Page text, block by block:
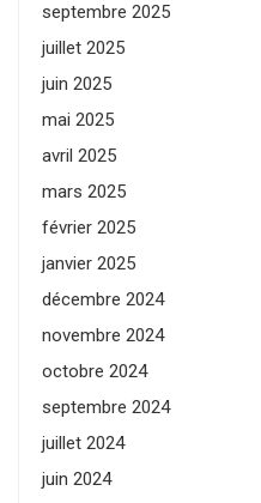
septembre 2025
juillet 2025
juin 2025
mai 2025
avril 2025
mars 2025
février 2025
janvier 2025
décembre 2024
novembre 2024
octobre 2024
septembre 2024
juillet 2024
juin 2024